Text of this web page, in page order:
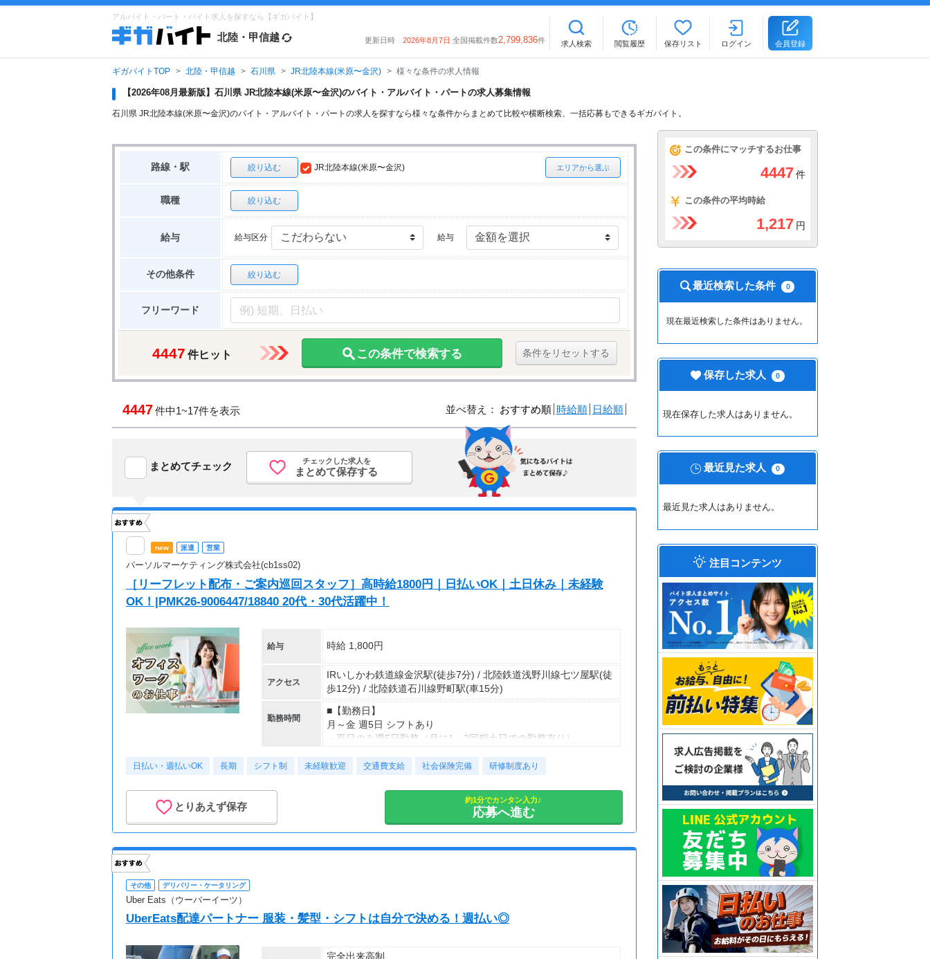
アルバイト・パート・バイト求人を探すなら【ギガバイト】
北陸・甲信越 更新日時 2026年8月7日 全国掲載件数2,799,836件 求人検索 閲覧履歴 保存リスト ログイン 会員登録
ギガバイトTOP 北陸・甲信越 石川県 JR北陸本線(米原〜金沢) 様々な条件の求人情報
【2026年08月最新版】石川県 JR北陸本線(米原〜金沢)のバイト・アルバイト・パートの求人募集情報
石川県 JR北陸本線(米原〜金沢)のバイト・アルバイト・パートの求人を探すなら様々な条件からまとめて比較や横断検索、一括応募もできるギガバイト。
路線・駅 絞り込む エリアから選ぶ
JR北陸本線(米原〜金沢)
職種 絞り込む
給与 給与区分 給与
その他条件 絞り込む
フリーワード
4447 件ヒット この条件で検索する 条件をリセットする
4447件中1~17件を表示 並べ替え： おすすめ順 時給順 日給順
まとめてチェック チェックした求人を
まとめて保存する
new 派遣 営業
パーソルマーケティング株式会社(cb1ss02)
［リーフレット配布・ご案内巡回スタッフ］高時給1800円｜日払いOK｜土日休み｜未経験
OK！|PMK26-9006447/18840 20代・30代活躍中！
給与 時給 1,800円
アクセス
IRいしかわ鉄道線金沢駅(徒歩7分) / 北陸鉄道浅野川線七ツ屋駅(徒
歩12分) / 北陸鉄道石川線野町駅(車15分)
勤務時間
■【勤務日】
月～金 週5日 シフトあり
・平日のみ週5日勤務（月に1～2回程土日での勤務有り）
9:30～18:00 (休憩1時間)
・残業は有りません
2026/8/3～長期
・入社日相談OK
日払い・週払いOK 長期 シフト制 未経験歓迎 交通費支給 社会保険完備 研修制度あり
とりあえず保存
約1分でカンタン入力♪
応募へ進む
その他 デリバリー・ケータリング
Uber Eats（ウーバーイーツ）
UberEats配達パートナー 服装・髪型・シフトは自分で決める！週払い◎
完全出来高制
この条件にマッチするお仕事
4447 件
この条件の平均時給
1,217 円
最近検索した条件 0
現在最近検索した条件はありません。
保存した求人 0
現在保存した求人はありません。
最近見た求人 0
最近見た求人はありません。
注目コンテンツ